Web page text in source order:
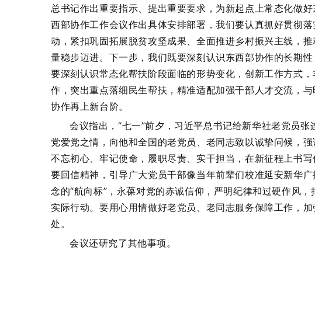
总书记作出重要指示、提出重要要求，为新起点上常态化做
西部协作工作会议作出具体安排部署，我们要认真抓好贯彻
动，紧扣巩固拓展脱贫攻坚成果、全面推进乡村振兴主线，
量稳步迈进。下一步，我们既要深刻认识东西部协作的长期
要深刻认识常态化帮扶阶段面临的形势变化，创新工作方式
作，突出重点落细民生帮扶，精准适配加强干部人才交流，
协作再上新台阶。
会议指出，“七一”前夕，习近平总书记给新华社老党员
党爱党之情，向他和全国的老党员、老同志致以诚挚问候，
不忘初心、牢记使命，履职尽责、实干担当，在新征程上书
要回信精神，引导广大党员干部像当年前辈们校准延安新华
念的“航向标”，永葆对党的赤诚信仰，严明纪律和过硬作风
实际行动。要用心用情做好老党员、老同志服务保障工作，
处。
会议还研究了其他事项。